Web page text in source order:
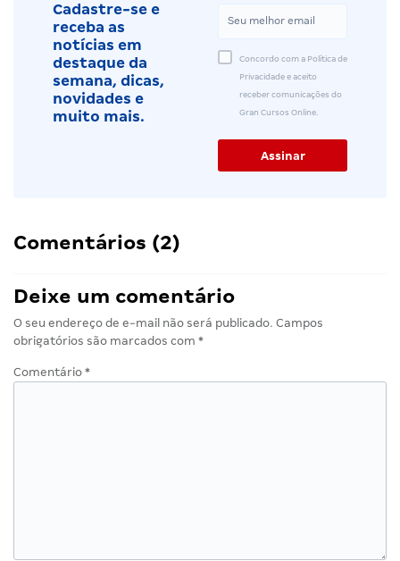
Cadastre-se e
receba as
notícias em
destaque da
semana, dicas,
novidades e
muito mais.
Concordo com a Política de
Privacidade e aceito
receber comunicações do
Gran Cursos Online.
Comentários (2)
Deixe um comentário
O seu endereço de e-mail não será publicado. Campos
obrigatórios são marcados com *
Comentário *